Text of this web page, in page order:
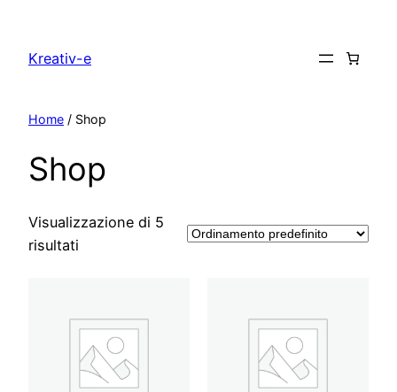
contenuto
Kreativ-e
Home / Shop
Shop
Visualizzazione di 5
risultati